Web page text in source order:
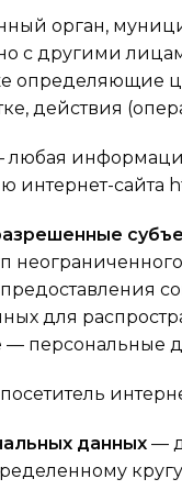
орган,
с другими
определяющие
действия
любая
интернет-сайта
для
— персональные
данных —